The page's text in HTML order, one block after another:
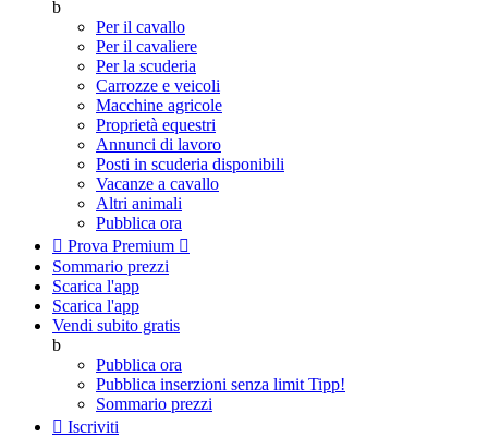
b
Per il cavallo
Per il cavaliere
Per la scuderia
Carrozze e veicoli
Macchine agricole
Proprietà equestri
Annunci di lavoro
Posti in scuderia disponibili
Vacanze a cavallo
Altri animali
Pubblica ora
 Prova Premium 
Sommario prezzi
Scarica l'app
Scarica l'app
Vendi subito gratis
b
Pubblica ora
Pubblica inserzioni senza limit Tipp!
Sommario prezzi
 Iscriviti